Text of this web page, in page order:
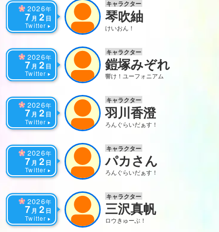
2026年
7 月 2 日
Twitter
キャラクター
琴吹紬
けいおん！
2026年
7月 2 日
Twitter
キャラクター
鎧塚みぞれ
響け！ユーフォニアム
2026年
7月 2 日
Twitter
キャラクター
羽川香澄
ろんぐらいだぁす！
2026年
7月 2 日
Twitter
キャラクター
パカさん
ろんぐらいだぁす！
2026年
7月 2 日
Twitter
キャラクター
三沢真帆
ロウきゅーぶ！